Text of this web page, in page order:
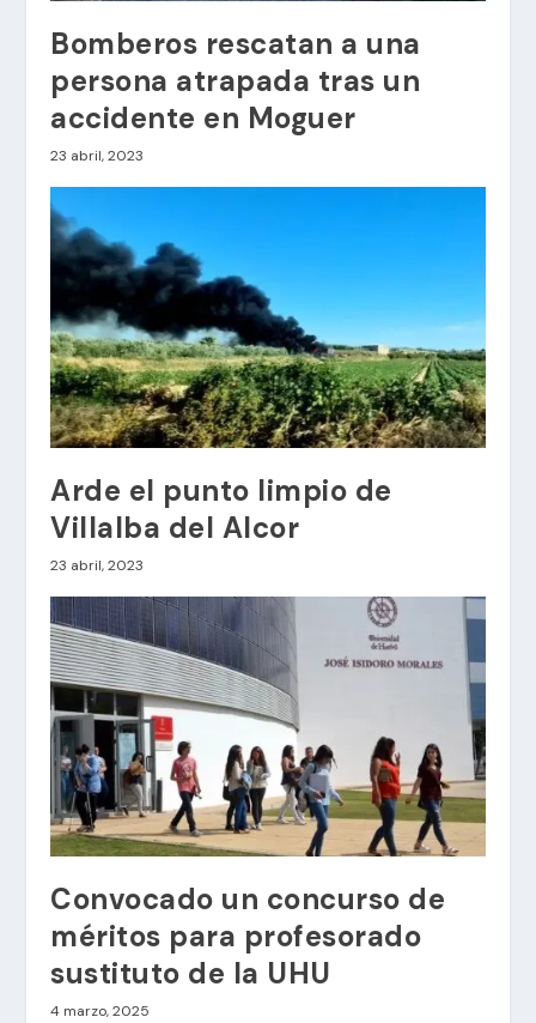
Bomberos rescatan a una
persona atrapada tras un
accidente en Moguer
23 abril, 2023
Arde el punto limpio de
Villalba del Alcor
23 abril, 2023
Convocado un concurso de
méritos para profesorado
sustituto de la UHU
4 marzo, 2025